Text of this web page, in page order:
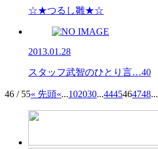
☆★つるし雛★☆
2013.01.28
スタッフ武智のひとり言…40
46 / 55« 先頭«...102030...4445464748...